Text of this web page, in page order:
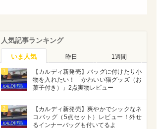
人気記事ランキング
いま人気 昨日 1週間
1
【カルディ新発売】バッグに付けたり小
物を入れたい！「かわいい猫グッズ（お
菓子付き）」2点実物レビュー
2
【カルディ新発売】爽やかでシックなネ
コバッグ（5点セット）レビュー！外せ
るインナーバッグも付いてるよ